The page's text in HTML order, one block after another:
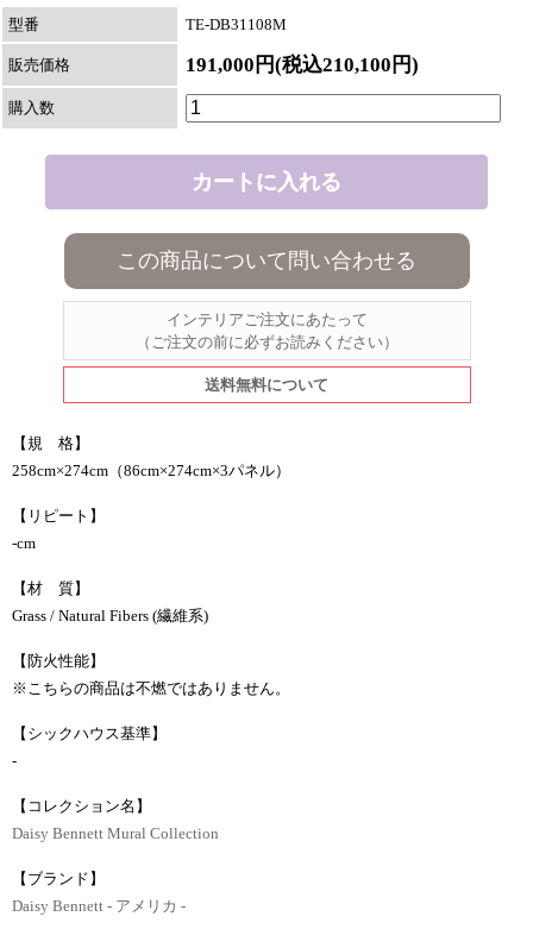
型番 TE-DB31108M
販売価格 191,000円(税込210,100円)
購入数
この商品について問い合わせる
インテリアご注文にあたって
（ご注文の前に必ずお読みください）
送料無料について
【規 格】
258cm×274cm（86cm×274cm×3パネル）
【リピート】
-cm
【材 質】
Grass / Natural Fibers (繊維系)
【防火性能】
※こちらの商品は不燃ではありません。
【シックハウス基準】
-
【コレクション名】
Daisy Bennett Mural Collection
【ブランド】
Daisy Bennett - アメリカ -